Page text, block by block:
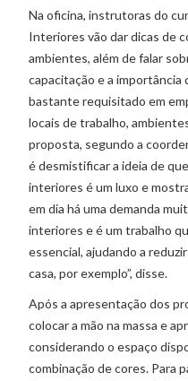
Na oficina, instrutoras do
Interiores vão dar dicas de
ambientes, além de falar
capacitação e a
bastante requisitado em
locais de trabalho,
proposta, segundo a
é desmistificar a ideia de
interiores é um luxo e
em dia há uma demanda
interiores e é um trabalho
essencial, ajudando a
casa, por exemplo”, disse.
Após a apresentação dos
colocar a mão na massa e
considerando o espaço
combinação de cores. Para